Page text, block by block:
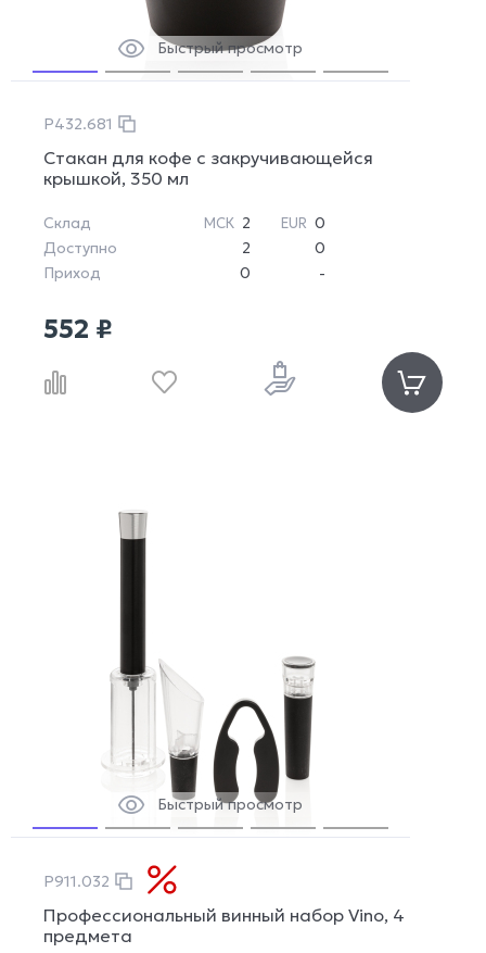
Быстрый просмотр
P432.681
Стакан для кофе с закручивающейся
крышкой, 350 мл
Склад МСК 2 EUR 0
Доступно
2
0
Приход
0 -
552 ₽
Быстрый просмотр
P911.032
Профессиональный винный набор Vino, 4
предмета